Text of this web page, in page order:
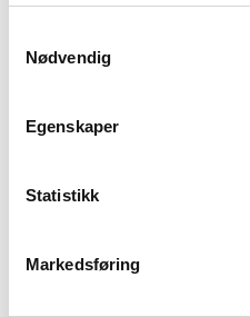
Nødvendig
Egenskaper
Statistikk
Markedsføring
ORIGINS
Boosting Moisturizer with
371,25371.25 i stedet
495,-